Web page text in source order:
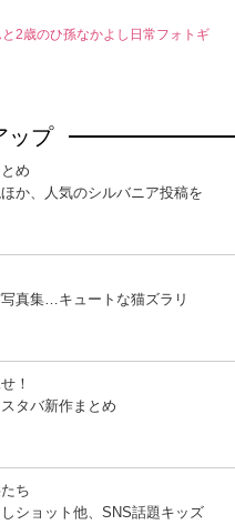
2歳のひ孫なかよし日常フォトギ
ップ
め
ほか、人気のシルバニア投稿を
真集…キュートな猫ズラリ
！
タバ新作まとめ
ち
ショット他、SNS話題キッズ